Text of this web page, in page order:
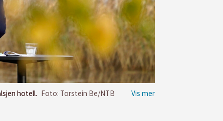
hotell. Foto: Torstein Be/NTB